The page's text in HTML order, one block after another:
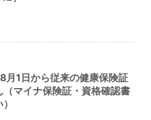
月1日から従来の健康保険証
（マイナ保険証・資格確認書